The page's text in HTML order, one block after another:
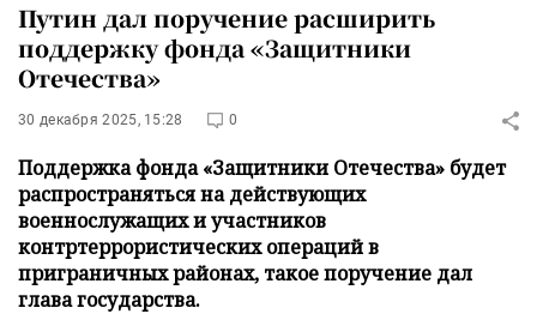
Путин дал поручение расширить
поддержку фонда «Защитники
Отечества»
30 декабря 2025, 15:28 0
Поддержка фонда «Защитники Отечества» будет
распространяться на действующих
военнослужащих и участников
контртеррористических операций в
приграничных районах, такое поручение дал
глава государства.